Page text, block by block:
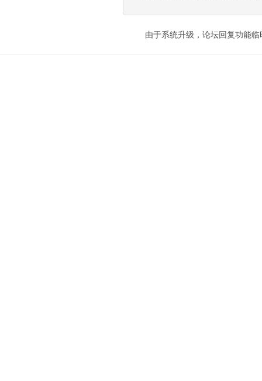
由于系统升级，论坛回复功能临